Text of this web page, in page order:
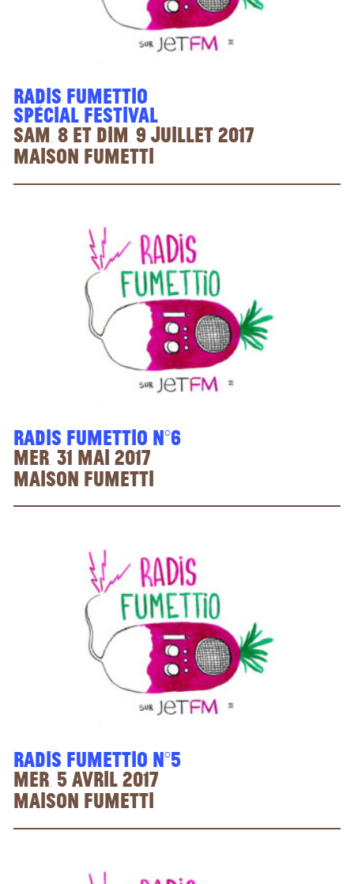
Radis Fumettio
Spécial Festival
sam. 8 et dim. 9 juillet 2017
Maison Fumetti
Radis Fumettio n°6
Mer. 31 mai 2017
Maison Fumetti
Radis Fumettio n°5
Mer. 5 avril 2017
Maison Fumetti